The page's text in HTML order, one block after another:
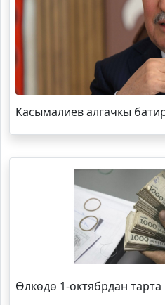
Касымалиев алгачкы
Өлкөдө 1-октябрдан